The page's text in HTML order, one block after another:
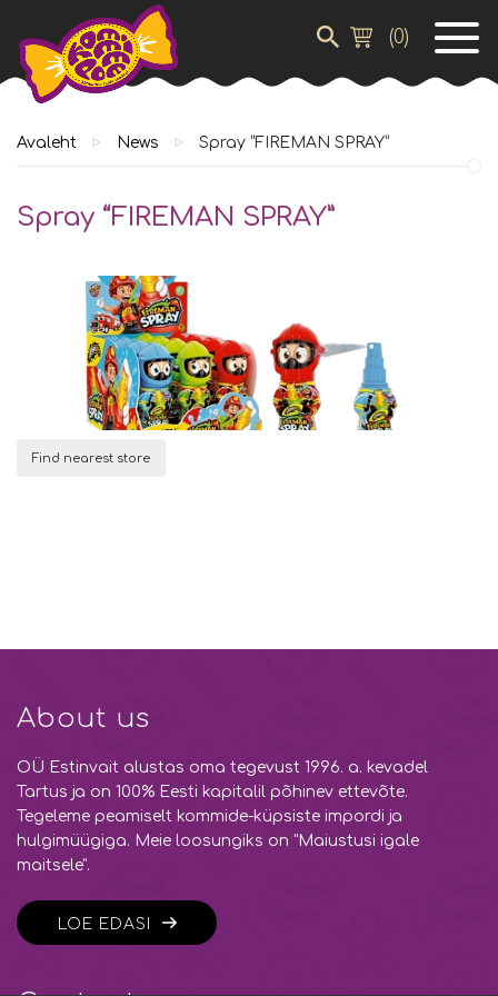
(0)
Avaleht News Spray “FIREMAN SPRAY”
Spray “FIREMAN SPRAY”
Find nearest store
About us
OÜ Estinvait alustas oma tegevust 1996. a. kevadel
Tartus ja on 100% Eesti kapitalil põhinev ettevõte.
Tegeleme peamiselt kommide-küpsiste impordi ja
hulgimüügiga. Meie loosungiks on "Maiustusi igale
maitsele".
LOE EDASI